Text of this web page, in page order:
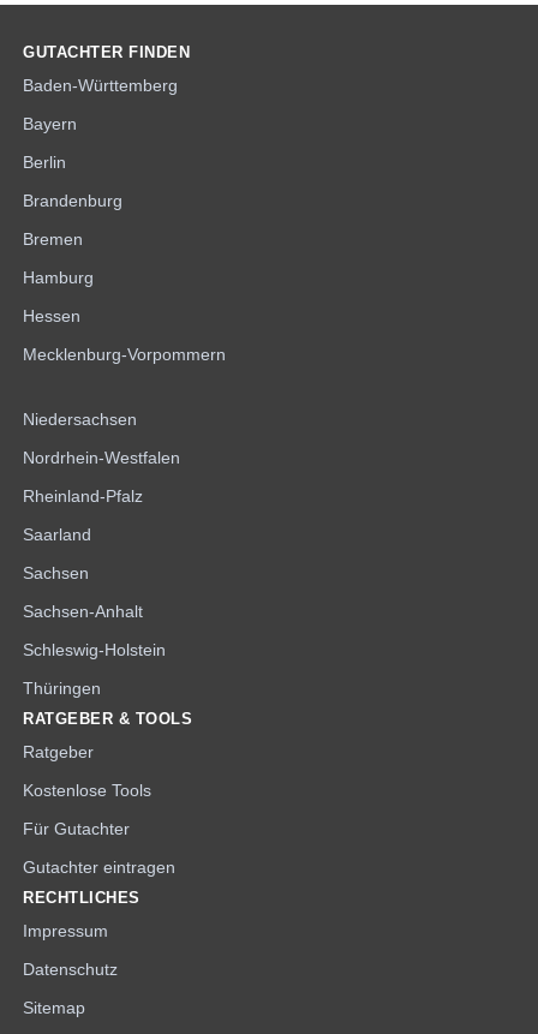
GUTACHTER FINDEN
Baden-Württemberg
Bayern
Berlin
Brandenburg
Bremen
Hamburg
Hessen
Mecklenburg-Vorpommern
Niedersachsen
Nordrhein-Westfalen
Rheinland-Pfalz
Saarland
Sachsen
Sachsen-Anhalt
Schleswig-Holstein
Thüringen
RATGEBER & TOOLS
Ratgeber
Kostenlose Tools
Für Gutachter
Gutachter eintragen
RECHTLICHES
Impressum
Datenschutz
Sitemap